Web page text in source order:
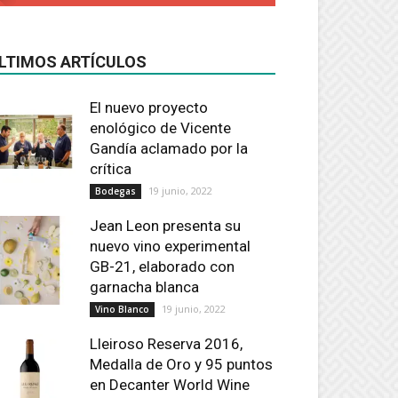
ARTÍCULOS
El nuevo proyecto
enológico de Vicente
Gandía aclamado por la
crítica
Bodegas 19 junio, 2022
Jean Leon presenta su
nuevo vino experimental
GB-21, elaborado con
garnacha blanca
Vino Blanco 19 junio, 2022
Lleiroso Reserva 2016,
Medalla de Oro y 95 puntos
en Decanter World Wine